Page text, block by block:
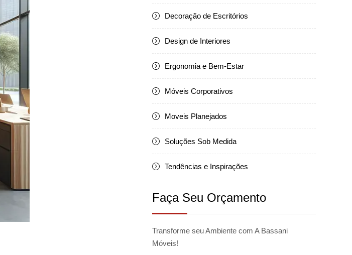
Decoração de Escritórios
Design de Interiores
Ergonomia e Bem-Estar
Móveis Corporativos
Moveis Planejados
Soluções Sob Medida
Tendências e Inspirações
Faça Seu Orçamento
Transforme seu Ambiente com A Bassani
Móveis!